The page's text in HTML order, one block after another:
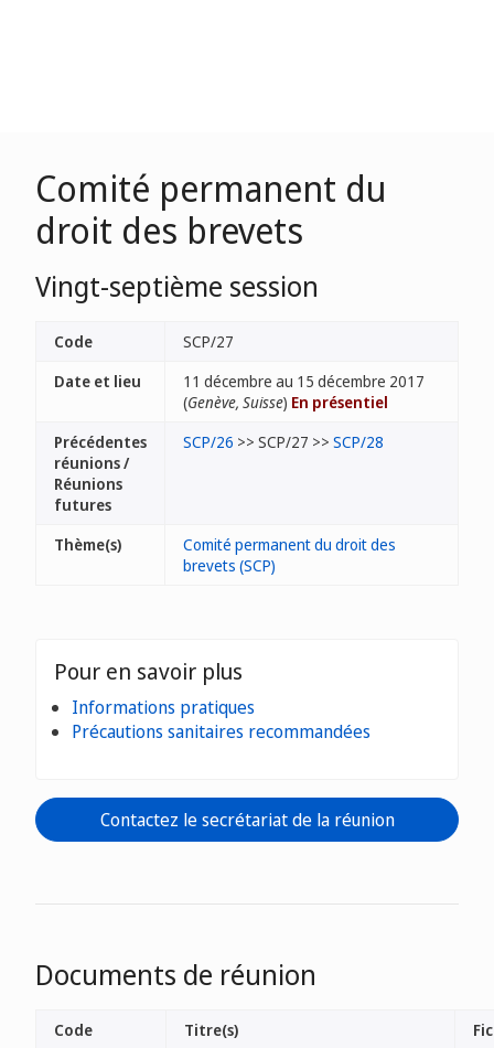
Comité permanent du
droit des brevets
Vingt-septième session
Code
SCP/27
Date et lieu
11 décembre au 15 décembre 2017
(Genève, Suisse) En présentiel
Précédentes
réunions /
Réunions
futures
SCP/26 >> SCP/27 >> SCP/28
Thème(s)
Comité permanent du droit des
brevets (SCP)
Pour en savoir plus
Informations pratiques
Précautions sanitaires recommandées
Contactez le secrétariat de la réunion
Documents de réunion
Code Titre(s)